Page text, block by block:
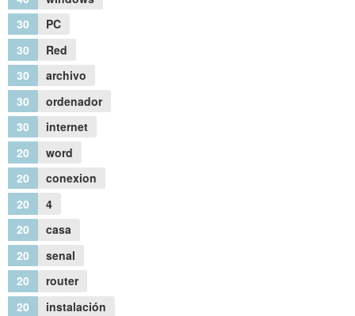
30
PC
30
Red
30
archivo
30
ordenador
30
internet
20
word
20
conexion
20
4
20
casa
20
senal
20
router
20
instalación